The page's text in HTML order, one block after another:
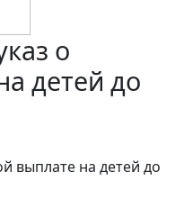
о
детей до